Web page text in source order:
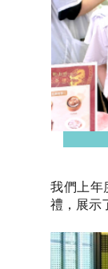
我們上年
禮，展示